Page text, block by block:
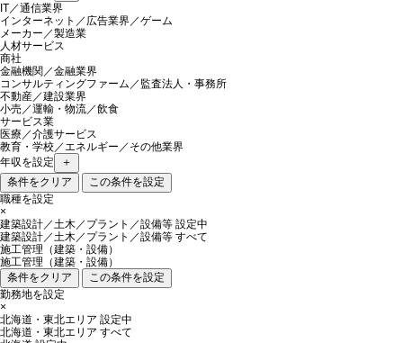
IT／通信業界
インターネット／広告業界／ゲーム
メーカー／製造業
人材サービス
商社
金融機関／金融業界
コンサルティングファーム／監査法人・事務所
不動産／建設業界
小売／運輸・物流／飲食
サービス業
医療／介護サービス
教育・学校／エネルギー／その他業界
年収を設定
＋
条件をクリア
この条件を設定
職種を設定
×
建築設計／土木／プラント／設備等 設定中
建築設計／土木／プラント／設備等 すべて
施工管理（建築・設備）
施工管理（建築・設備）
条件をクリア
この条件を設定
勤務地を設定
×
北海道・東北エリア 設定中
北海道・東北エリア すべて